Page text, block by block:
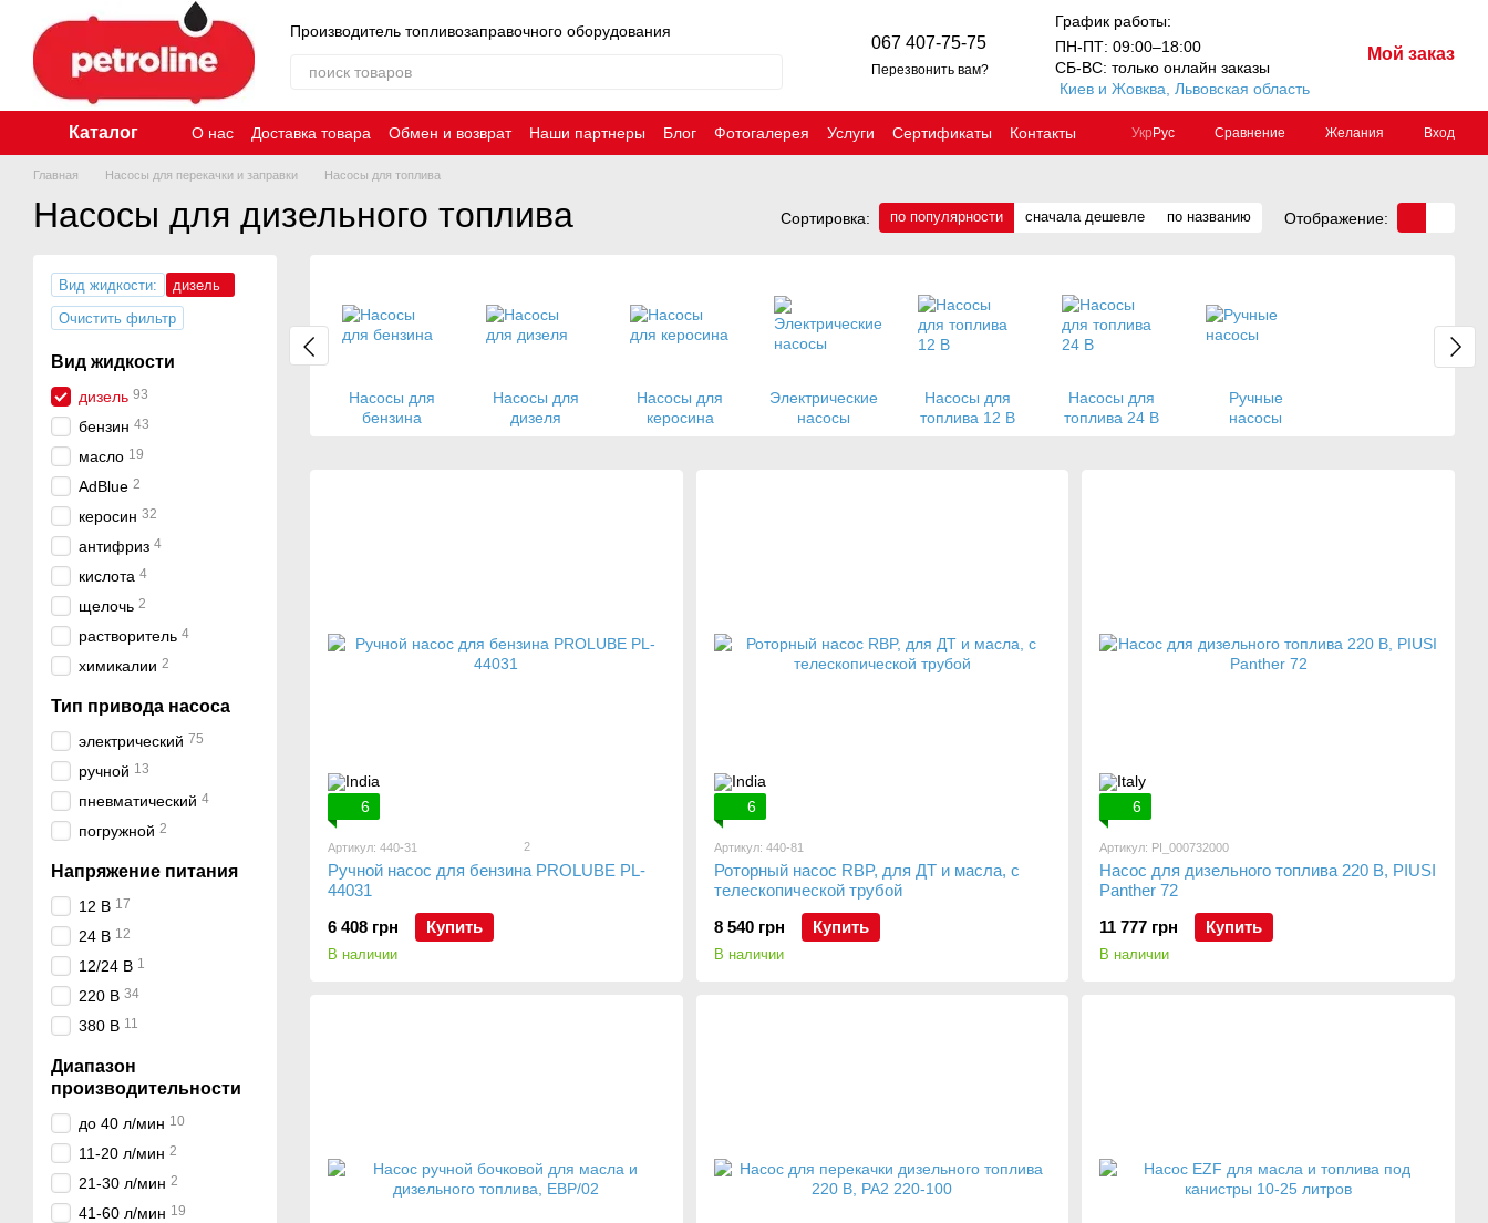
Перейти к основному контенту
Производитель топливозаправочного оборудования
067 407-75-75
Перезвонить вам?
График работы:
ПН-ПТ: 09:00–18:00
СБ-ВС: только онлайн заказы
Киев и Жовква, Львовская область
Мой заказ
Каталог О нас Доставка товара Обмен и возврат Наши партнеры Блог Фотогалерея Услуги Сертификаты Контакты Укр Рус Сравнение Желания Вход
Главная Насосы для перекачки и заправки Насосы для топлива
Насосы для дизельного топлива Сортировка: по популярности сначала дешевле по названию Отображение:
Насосы для
бензина
Насосы для
дизеля
Насосы для
керосина
Электрические
насосы
Насосы для
топлива 12 В
Насосы для
топлива 24 В
Ручные
насосы
6
Артикул: 440-31 2
Ручной насос для бензина PROLUBE PL-
44031
6 408 грн
Купить
В наличии
6
Артикул: 440-81
Роторный насос RBP, для ДТ и масла, с
телескопической трубой
8 540 грн
Купить
В наличии
6
Артикул: PI_000732000
Насос для дизельного топлива 220 В, PIUSI
Panther 72
11 777 грн
Купить
В наличии
Вид жидкости:
дизель
Очистить фильтр
Вид жидкости
дизель 93
бензин 43
масло 19
AdBlue 2
керосин 32
антифриз 4
кислота 4
щелочь 2
растворитель 4
химикалии 2
Тип привода насоса
электрический 75
ручной 13
пневматический 4
погружной 2
Напряжение питания
12 В 17
24 В 12
12/24 В 1
220 В 34
380 В 11
Диапазон
производительности
до 40 л/мин 10
11-20 л/мин 2
21-30 л/мин 2
41-60 л/мин 19